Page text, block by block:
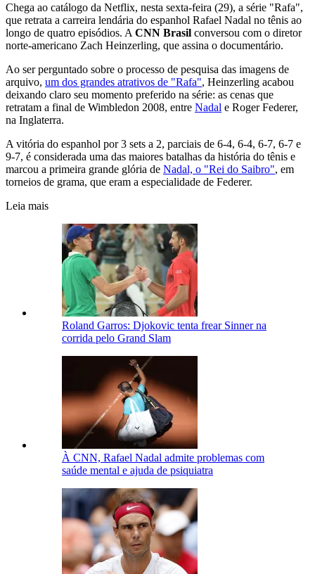
Chega ao catálogo da Netflix, nesta sexta-feira (29), a série "Rafa",
que retrata a carreira lendária do espanhol Rafael Nadal no tênis ao
longo de quatro episódios. A CNN Brasil conversou com o diretor
norte-americano Zach Heinzerling, que assina o documentário.
Ao ser perguntado sobre o processo de pesquisa das imagens de
arquivo, um dos grandes atrativos de "Rafa", Heinzerling acabou
deixando claro seu momento preferido na série: as cenas que
retratam a final de Wimbledon 2008, entre Nadal e Roger Federer,
na Inglaterra.
A vitória do espanhol por 3 sets a 2, parciais de 6-4, 6-4, 6-7, 6-7 e
9-7, é considerada uma das maiores batalhas da história do tênis e
marcou a primeira grande glória de Nadal, o "Rei do Saibro", em
torneios de grama, que eram a especialidade de Federer.
Leia mais
Roland Garros: Djokovic tenta frear Sinner na
corrida pelo Grand Slam
À CNN, Rafael Nadal admite problemas com
saúde mental e ajuda de psiquiatra